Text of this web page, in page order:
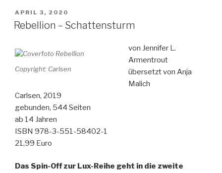
tausend
Sternen“
VERÖFFENTLICHT
AM
APRIL 3, 2020
Rebellion – Schattensturm
Copyright: Carlsen
von Jennifer L.
Armentrout
übersetzt von Anja
Malich
Carlsen, 2019
gebunden, 544 Seiten
ab 14 Jahren
ISBN 978-3-551-58402-1
21,99 Euro
Das Spin-Off zur Lux-Reihe geht in die zweite